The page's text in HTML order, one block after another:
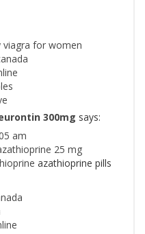
viagra for women
300mg says:
am
25 mg
azathioprine pills